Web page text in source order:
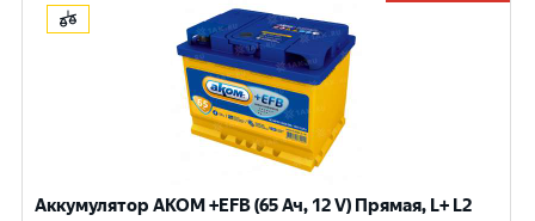
Аккумулятор AKOM +EFB (65 Ач, 12 V) Прямая, L+ L2